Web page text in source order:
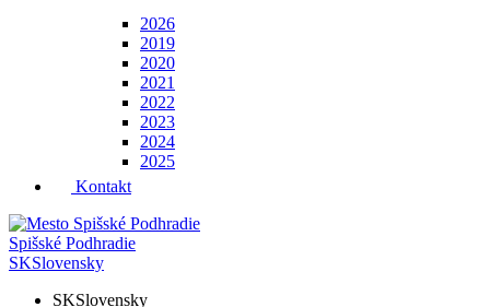
2026
2019
2020
2021
2022
2023
2024
2025
Kontakt
Spišské Podhradie
SKSlovensky
SKSlovensky